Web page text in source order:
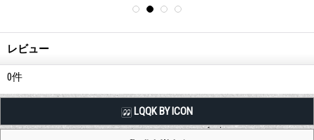
レビュー
0件
LQQK BY ICON